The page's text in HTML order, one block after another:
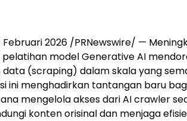
Februari 2026 /PRNewswire/ —
model Generative AI
(scraping) dalam skala yang
ini menghadirkan tantangan baru
mengelola akses dari AI crawler
konten orisinal dan menjaga